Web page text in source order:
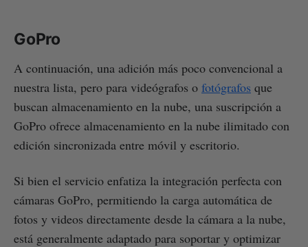
GoPro
A continuación, una adición más poco convencional a
nuestra lista, pero para videógrafos o fotógrafos que
buscan almacenamiento en la nube, una suscripción a
GoPro ofrece almacenamiento en la nube ilimitado con
edición sincronizada entre móvil y escritorio.
Si bien el servicio enfatiza la integración perfecta con
cámaras GoPro, permitiendo la carga automática de
fotos y videos directamente desde la cámara a la nube,
está generalmente adaptado para soportar y optimizar